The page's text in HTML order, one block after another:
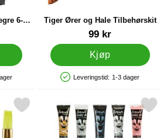
6-
lager
Tiger Ører og Hale Tilbehørskit
Varenummer 13573
99 kr
Kjøp
Produkttilgjengelighet: På lager
Leveringstid: 1-3 dager
Sett Snazaroo som favoritt
Merk hvit